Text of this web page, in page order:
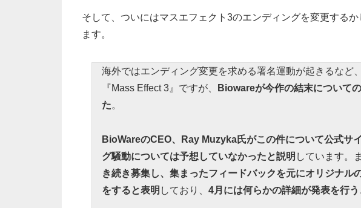
そして、ついにはマスエフェクト3のエンディングを変更する
ます。
海外ではエンディング変更を求める署名運動が起きるなど
『Mass Effect 3』ですが、
Biowareが今作の結末について
た。
BioWareのCEO、Ray Muzyka氏がこの件について公式サ
グ騒動については予想していなかったと説明 しています。
き続き募集し、集まったフィードバックを元にオリジナル
をすると表明 しており、 4月には何らかの詳細が発表を行う